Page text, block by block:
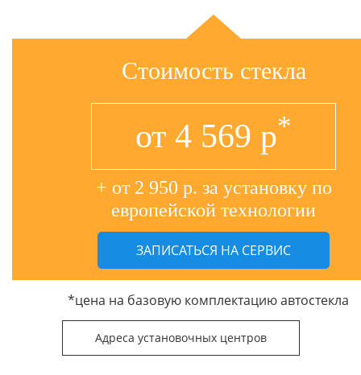
Стоимость стекла
от 4 569 р*
+ от 2 950 р. за установку по
европейской технологии
ЗАПИСАТЬСЯ НА СЕРВИС
*цена на базовую комплектацию автостекла
Адреса установочных центров